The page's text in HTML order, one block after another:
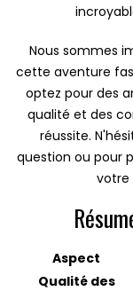
Nous sommes
cette aventure
optez pour des
qualité et des
réussite.
question ou pour
votre
Aspect
Qualité des